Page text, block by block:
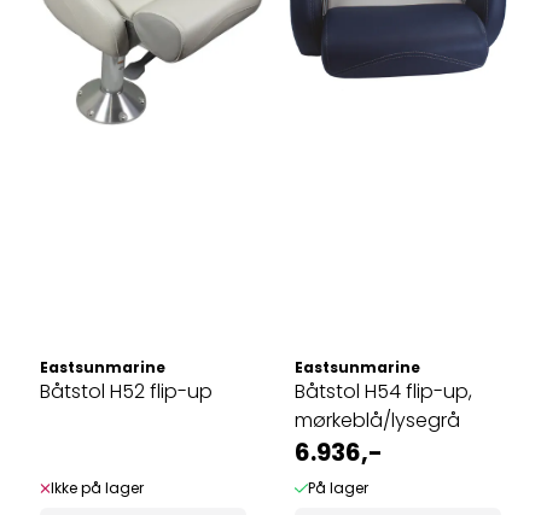
Eastsunmarine
Båtstol H52 flip-up
Ikke på lager
Eastsunmarine
Båtstol H54 flip-up,
mørkeblå/lysegrå
6.936,-
På lager